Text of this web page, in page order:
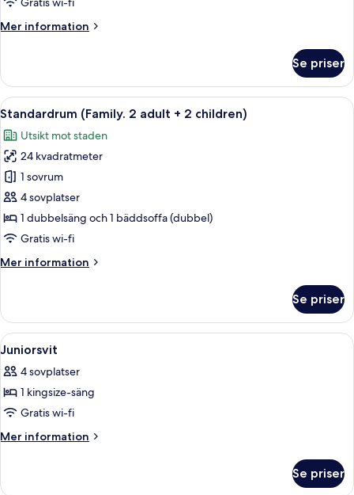
-
tillgänglighetsanpassat
personer
med
begränsad
rörlighet
Mer information
Mer
-
dubbelsäng
tillgänglighetsanpassat
för
personer
med
begränsad
rörlighet
Se priser
Öppna
alla
foton
för
Standardrum
(Family.
2
adult
2
Allergitestade sängkläder och
9
Standardrum (Family. 2 adult + 2 children)
Utsikt mot staden
24 kvadratmeter
1 sovrum
4 sovplatser
1 dubbelsäng och 1 bäddsoffa (dubbel)
Gratis wi-fi
Mer information
Mer
(Family.
adult
2
children)
Se priser
Öppna
alla
foton
för
Juniorsvit
Ett modernt hotellrum med en
5
Juniorsvit
4 sovplatser
1 kingsize-säng
Gratis wi-fi
Mer information
Mer
Se priser